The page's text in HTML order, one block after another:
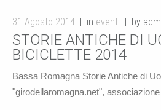
31 Agosto 2014 in eventi by
STORIE ANTICHE DI
BICICLETTE 2014
Bassa Romagna Storie Antiche di
"girodellaromagna.net",